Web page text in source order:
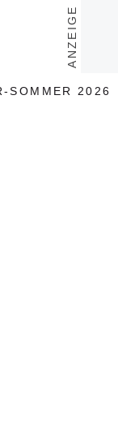
ANZEIGE
SOMMER 2026